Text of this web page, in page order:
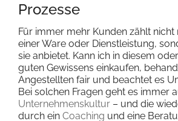
Prozesse
Für immer mehr Kunden zählt nicht
einer Ware oder Dienstleistung,
sie anbietet. Kann ich in diesem
guten Gewissens einkaufen,
Angestellten fair und beachtet es
Bei solchen Fragen geht es immer
Unternehmenskultur – und die
durch ein Coaching und eine